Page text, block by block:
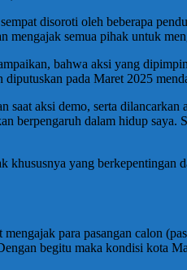
disoroti oleh beberapa
semua pihak untuk
bahwa aksi yang
pada Maret 2025
aksi demo, serta
dalam hidup saya.
yang berkepentingan
para pasangan calon
begitu maka kondisi kota